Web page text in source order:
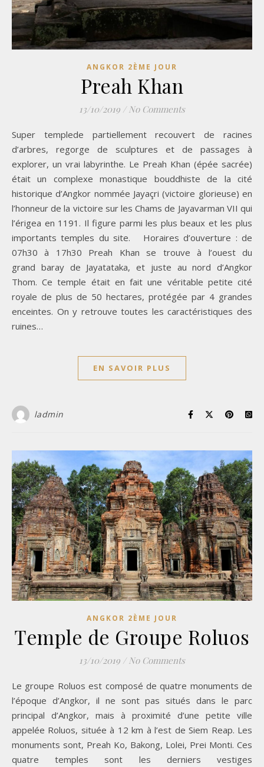
ANGKOR 2ÈME JOUR
Preah Khan
13/10/2019 / No Comments
Super templede partiellement recouvert de racines
d’arbres, regorge de sculptures et de passages à
explorer, un vrai labyrinthe. Le Preah Khan (épée sacrée)
était un complexe monastique bouddhiste de la cité
historique d’Angkor nommée Jayaçri (victoire glorieuse) en
l’honneur de la victoire sur les Chams de Jayavarman VII qui
l’érigea en 1191. Il figure parmi les plus beaux et les plus
importants temples du site. Horaires d’ouverture : de
07h30 à 17h30 Preah Khan se trouve à l’ouest du
grand baray de Jayatataka, et juste au nord d’Angkor
Thom. Ce temple était en fait une véritable petite cité
royale de plus de 50 hectares, protégée par 4 grandes
enceintes. On y retrouve toutes les caractéristiques des
ruines…
EN SAVOIR PLUS
ladmin
ANGKOR 2ÈME JOUR
Temple de Groupe Roluos
13/10/2019 / No Comments
Le groupe Roluos est composé de quatre monuments de
l’époque d’Angkor, il ne sont pas situés dans le parc
principal d’Angkor, mais à proximité d’une petite ville
appelée Roluos, située à 12 km à l’est de Siem Reap. Les
monuments sont, Preah Ko, Bakong, Lolei, Prei Monti. Ces
quatre temples sont les derniers vestiges